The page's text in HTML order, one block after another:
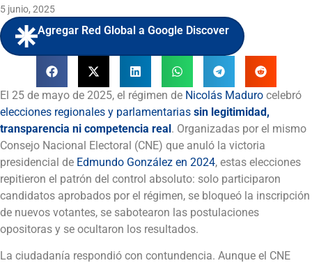
5 junio, 2025
Agregar Red Global a Google Discover
El 25 de mayo de 2025, el régimen de Nicolás Maduro celebró
elecciones regionales y parlamentarias sin legitimidad,
transparencia ni competencia real. Organizadas por el mismo
Consejo Nacional Electoral (CNE) que anuló la victoria
presidencial de Edmundo González en 2024, estas elecciones
repitieron el patrón del control absoluto: solo participaron
candidatos aprobados por el régimen, se bloqueó la inscripción
de nuevos votantes, se sabotearon las postulaciones
opositoras y se ocultaron los resultados.
La ciudadanía respondió con contundencia. Aunque el CNE